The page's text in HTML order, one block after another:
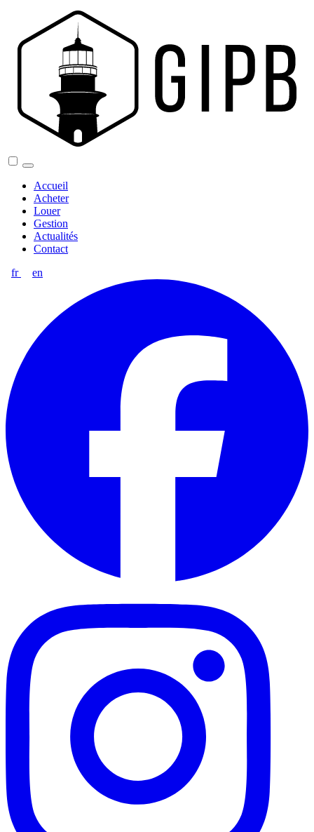
Accueil
Acheter
Louer
Gestion
Actualités
Contact
fr
en